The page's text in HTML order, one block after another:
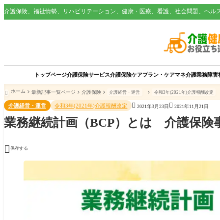
介護保険、福祉情勢、リハビリテーション、健康・医療、看護、社会問題、ヘ
トップページ介護保険サービス介護保険ケアプラン・ケアマネ介護業務障害
 ホーム 最新記事一覧ページ 介護保険 介護経営・運営 令和3年(2021年)介護報酬改定
介護経営・運営 令和3年(2021年)介護報酬改定  2021年3月23日  2021年11月21日
業務継続計画（BCP）とは 介護保険
 保存する